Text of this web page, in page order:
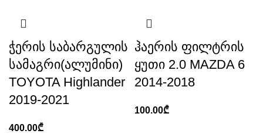
ჭერის საბარგულის
სამაგრი(ალუმინი)
TOYOTA Highlander
2019-2021
400.00₾
ჰაერის ფილტრის
ყუთი 2.0 MAZDA 6
2014-2018
100.00₾